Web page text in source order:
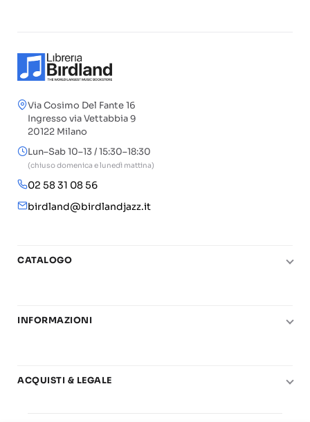
Via Cosimo Del Fante 16
Ingresso via Vettabbia 9
20122 Milano
Lun–Sab 10–13 / 15:30–18:30
(chiuso domenica e lunedì mattina)
02 58 31 08 56
birdland@birdlandjazz.it
CATALOGO
Chitarra
Basi play-along
INFORMAZIONI
Carta del Docente
ACQUISTI & LEGALE